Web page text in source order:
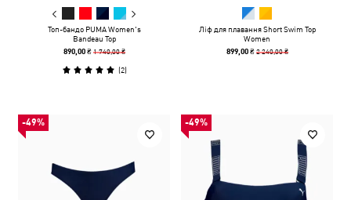
Топ-бандо PUMA Women's
Bandeau Top
890,00 ₴ 1 740,00 ₴
(2)
Ліф для плавання Short Swim Top
Women
899,00 ₴ 2 240,00 ₴
-49% -49%